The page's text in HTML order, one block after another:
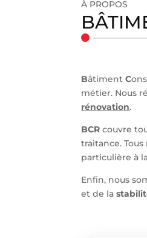
À PROPOS
BâtimentC
métier. Nous
rénovation.
BCR couvre
traitance.
particulière à
Enfin, nous
et de la